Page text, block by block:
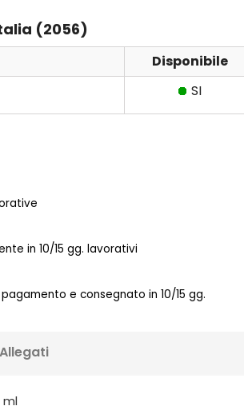
(2056)
Disponibile
SI
in 10/15 gg. lavorativi
e consegnato in 10/15 gg.